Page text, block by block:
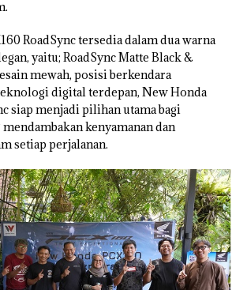
RoadSync tersedia dalam dua warna
yaitu; RoadSync Matte Black &
mewah, posisi berkendara
digital terdepan, New Honda
siap menjadi pilihan utama bagi
kenyamanan dan
setiap perjalanan.